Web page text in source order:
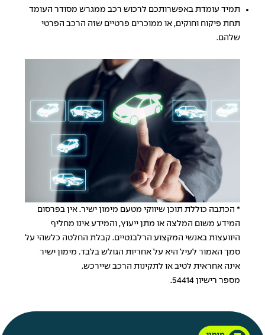
תמיד עומדת באפשרותכם לרכוש רכב ממגרש מסודר העומד
תחת פיקוח וחוקים, או ממוכרים פרטיים שזה הרכב הפרטי
שלהם.
* הכתבה כוללת תוכן שיווקי מטעם מימון ישיר. אין בפרסום
המידע משום המלצה או מתן ייעוץ, והמידע אינו מחליף
היוועצות באנשי המקצוע הרלבנטיים. קבלת החלטה כלשהי על
סמך האמור לעיל היא על אחריות הגולש בלבד. מימון ישיר
אינה אחראית לטיב או לתקינות הרכב שיירכש.
מספר רישיון 54414.